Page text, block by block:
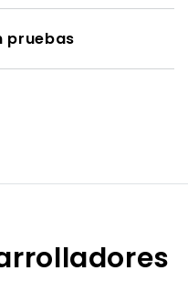
pruebas